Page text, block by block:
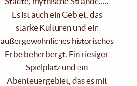
Es ist auch ein Gebiet, das
starke Kulturen und ein
außergewöhnliches historisches
Erbe beherbergt. Ein riesiger
Spielplatz und ein
Abenteuergebiet, das es mit